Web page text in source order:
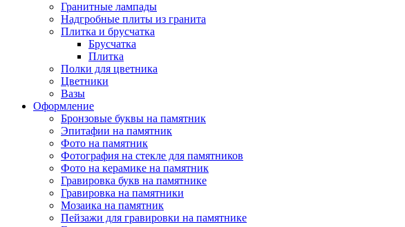
Гранитные лампады
Надгробные плиты из гранита
Плитка и брусчатка
Брусчатка
Плитка
Полки для цветника
Цветники
Вазы
Оформление
Бронзовые буквы на памятник
Эпитафии на памятник
Фото на памятник
Фотография на стекле для памятников
Фото на керамике на памятник
Гравировка букв на памятнике
Гравировка на памятники
Мозаика на памятник
Пейзажи для гравировки на памятнике